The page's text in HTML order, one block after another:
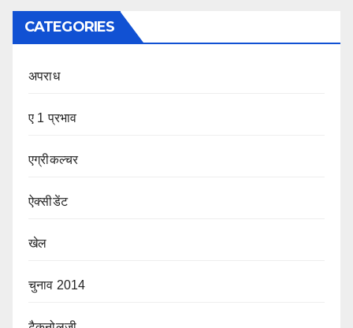
CATEGORIES
अपराध
ए 1 प्रभाव
एग्रीकल्चर
ऐक्सीडेंट
खेल
चुनाव 2014